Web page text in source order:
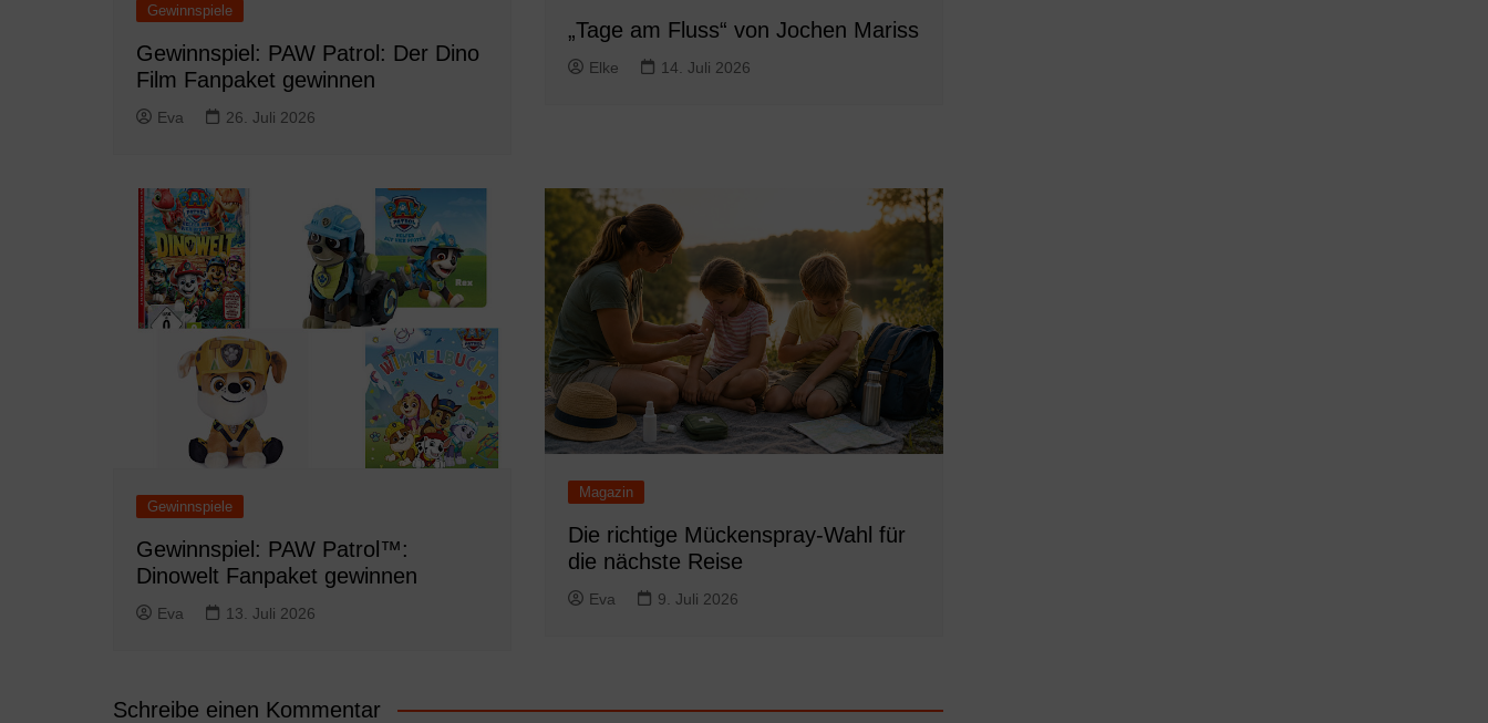
Gewinnspiele
Gewinnspiel: PAW Patrol: Der Dino
Film Fanpaket gewinnen
Eva 26. Juli 2026
„Tage am Fluss“ von Jochen Mariss
Elke 14. Juli 2026
Gewinnspiele
Gewinnspiel: PAW Patrol™:
Dinowelt Fanpaket gewinnen
Eva 13. Juli 2026
Magazin
Die richtige Mückenspray-Wahl für
die nächste Reise
Eva 9. Juli 2026
Schreibe einen Kommentar